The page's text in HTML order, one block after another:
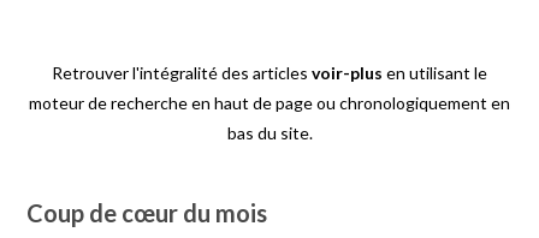
Retrouver l'intégralité des articles voir-plus en utilisant le
moteur de recherche en haut de page ou chronologiquement en
bas du site.
Coup de cœur du mois